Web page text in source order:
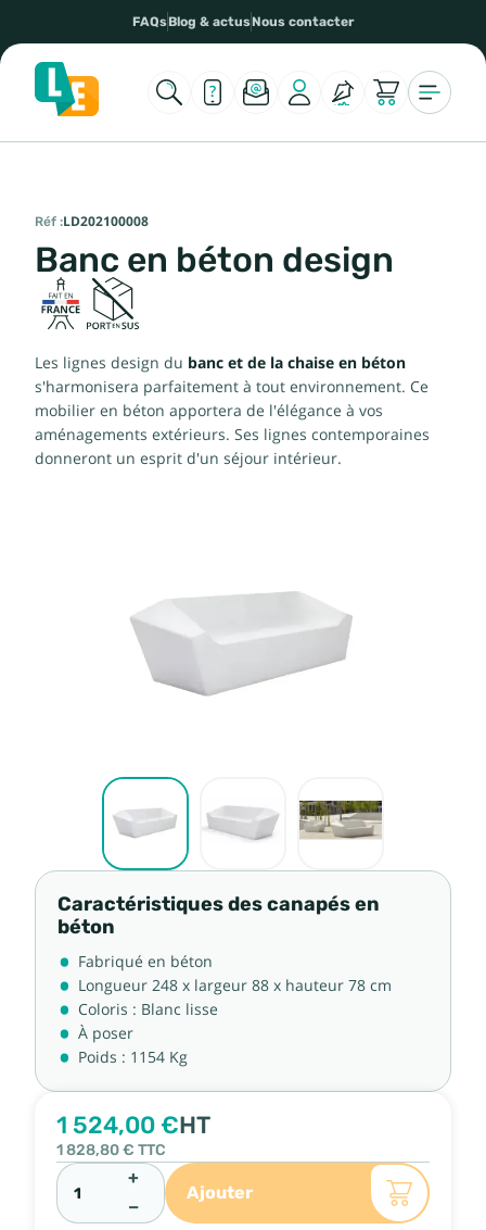
FAQsBlog & actusNous contacter
Réf :LD202100008
Banc en béton design
Les lignes design du banc et de la chaise en béton
s'harmonisera parfaitement à tout environnement. Ce
mobilier en béton apportera de l'élégance à vos
aménagements extérieurs. Ses lignes contemporaines
donneront un esprit d'un séjour intérieur.
Caractéristiques des canapés en
béton
Fabriqué en béton
Longueur 248 x largeur 88 x hauteur 78 cm
Coloris : Blanc lisse
À poser
Poids : 1154 Kg
1 524,00 €HT
1 828,80 € TTC
+
−
Ajouter